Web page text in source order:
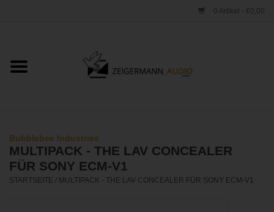
0 Artikel - €0,00
Startseite
VERTRIEB
Bubblebee Industries
MULTIPACK - THE LAV CONCEALER
FÜR SONY ECM-V1
STARTSEITE / MULTIPACK - THE LAV CONCEALER FÜR SONY ECM-V1